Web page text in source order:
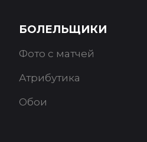
БОЛЕЛЬЩИКИ
Фото с матчей
Атрибутика
Обои